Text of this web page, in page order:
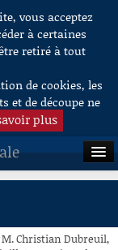
vous acceptez
à certaines
retiré à tout
de cookies, les
et de découpe ne
plus
Christian Dubreuil,